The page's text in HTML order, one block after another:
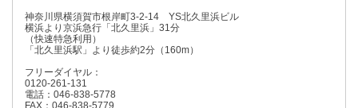
神奈川県横須賀市根岸町3-2-14 YS北久里浜ビル
横浜より京浜急行「北久里浜」31分
（快速特急利用）
「北久里浜駅」より徒歩約2分（160m）
フリーダイヤル：
0120-261-131
電話：046-838-5778